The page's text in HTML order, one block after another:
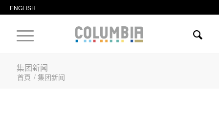
ENGLISH
集团新闻
首頁 / 集团新闻